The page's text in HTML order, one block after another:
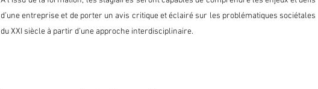
d’une entreprise et de porter un avis critique et éclairé sur les problématiques sociétales
du XXI siècle à partir d’une approche interdisciplinaire.